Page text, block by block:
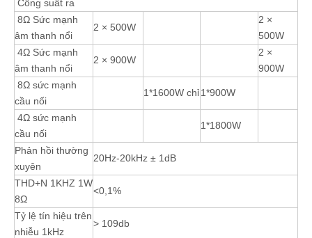
Công suất ra
8Ω Sức mạnh
âm thanh nổi
2 × 500W
2 ×
500W
4Ω Sức mạnh
âm thanh nổi
2 × 900W
2 ×
900W
8Ω sức mạnh
cầu nối
1*1600W chỉ1*900W
4Ω sức mạnh
cầu nối
1*1800W
Phản hồi thường
xuyên
20Hz-20kHz ± 1dB
THD+N 1KHZ 1W
8Ω
<0,1%
Tỷ lệ tín hiệu trên
nhiễu 1kHz
> 109db